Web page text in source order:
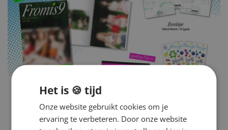
Het is 🍪 tijd
Onze website gebruikt cookies om je
ervaring te verbeteren. Door onze website